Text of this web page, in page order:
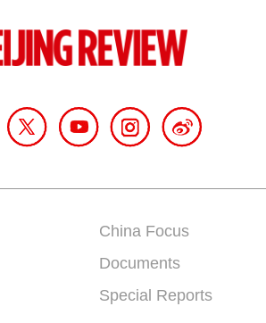
China Focus
Documents
Special Reports